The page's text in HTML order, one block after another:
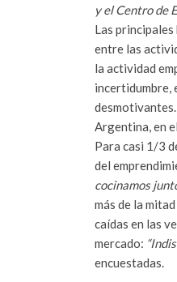
y el Centro de
Las
entre las
la actividad
incertidumbre,
Argentina, en
Para casi 1/3
del
cocinamos
más de la
caídas en las
mercado:
encuestadas.